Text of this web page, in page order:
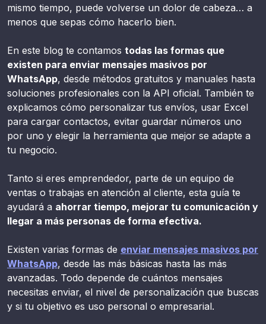
mismo tiempo, puede volverse un dolor de cabeza… a
menos que sepas cómo hacerlo bien.
En este blog te contamos todas las formas que
existen para enviar mensajes masivos por
WhatsApp, desde métodos gratuitos y manuales hasta
soluciones profesionales con la API oficial. También te
explicamos cómo personalizar tus envíos, usar Excel
para cargar contactos, evitar guardar números uno
por uno y elegir la herramienta que mejor se adapte a
tu negocio.
Tanto si eres emprendedor, parte de un equipo de
ventas o trabajas en atención al cliente, esta guía te
ayudará a ahorrar tiempo, mejorar tu comunicación y
llegar a más personas de forma efectiva.
Existen varias formas de enviar mensajes masivos por
WhatsApp, desde las más básicas hasta las más
avanzadas. Todo depende de cuántos mensajes
necesitas enviar, el nivel de personalización que buscas
y si tu objetivo es uso personal o empresarial.